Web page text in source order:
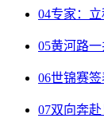
04专家：
05黄河路
06世锦赛
07双向奔